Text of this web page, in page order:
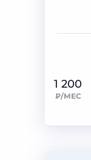
1 200
₽/МЕС